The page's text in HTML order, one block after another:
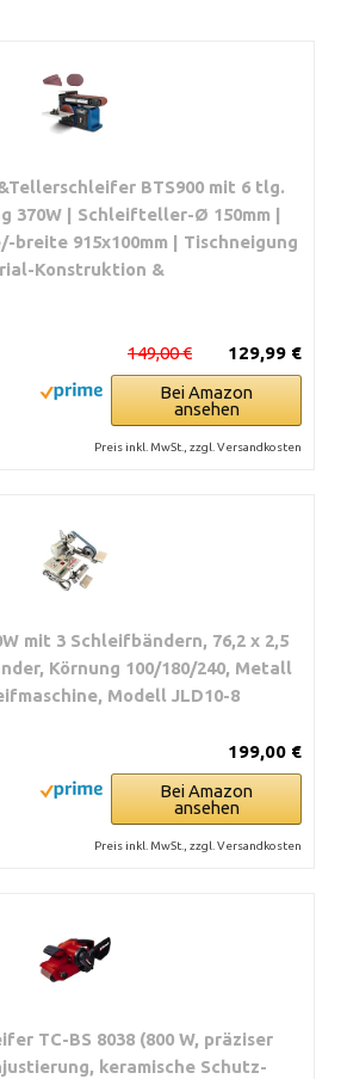
BTS900 mit 6 tlg.
370W | Schleifteller-Ø 150mm |
breite 915x100mm | Tischneigung
Konstruktion &
129,99 €
149,00 €
Bei Amazon
ansehen
Preis inkl. MwSt., zzgl. Versandkosten
mit 3 Schleifbändern, 76,2 x 2,5
Körnung 100/180/240, Metall
Modell JLD10-8
199,00 €
Bei Amazon
ansehen
Preis inkl. MwSt., zzgl. Versandkosten
TC-BS 8038 (800 W, präziser
keramische Schutz-